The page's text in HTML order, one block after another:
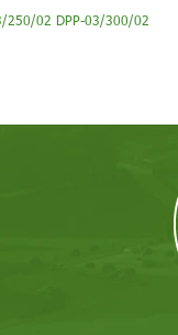
250/02 DPP-03/300/02